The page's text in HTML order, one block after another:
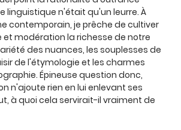
linguistique n'était qu'un leurre. À
contemporain, je prêche de cultiver
modération la richesse de notre
des nuances, les souplesses de
de l'étymologie et les charmes
Épineuse question donc,
n'ajoute rien en lui enlevant ses
à quoi cela servirait-il vraiment de